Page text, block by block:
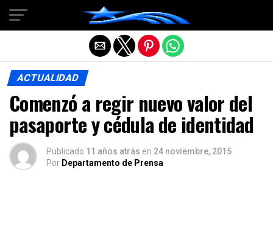
ACTUALIDAD
Comenzó a regir nuevo valor del
pasaporte y cédula de identidad
Publicado 11 años atrás en 24 noviembre, 2015
Por Departamento de Prensa
Salir de la versión móvil